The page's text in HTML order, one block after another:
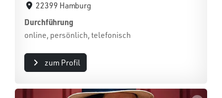
22399 Hamburg
Durchführung
online, persönlich, telefonisch
zum Profil